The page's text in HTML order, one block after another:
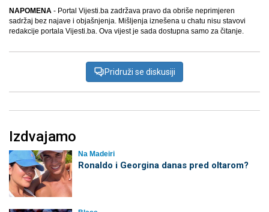
NAPOMENA - Portal Vijesti.ba zadržava pravo da obriše neprimjeren
sadržaj bez najave i objašnjenja. Mišljenja iznešena u chatu nisu stavovi
redakcije portala Vijesti.ba. Ova vijest je sada dostupna samo za čitanje.
Pridruži se diskusiji
Izdvajamo
Na Madeiri
Ronaldo i Georgina danas pred oltarom?